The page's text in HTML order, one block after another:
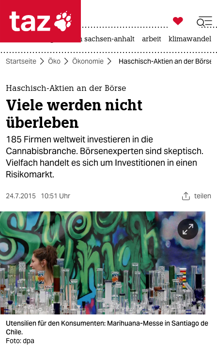
 taz zahl ich
taz zahl ich
themen
politik
öko
gesellschaft
kultur
sport
berlin
nord
wahrheit
verlag
verlag
veranstaltungen
shop

taz zahl ich
landtagswahl in sachsen-anhalt arbeit klimawandel
Startseite Öko Ökonomie Haschisch-Aktien an der
Haschisch-Aktien an der Börse
Viele werden nicht
überleben
185 Firmen weltweit investieren in die
Cannabisbranche. Börsenexperten sind skeptisch.
Vielfach handelt es sich um Investitionen in einen
Risikomarkt.
24.7.2015 10:51 Uhr teilen
Utensilien für den Konsumenten: Marihuana-Messe in Santiago de
Chile.
Foto: dpa